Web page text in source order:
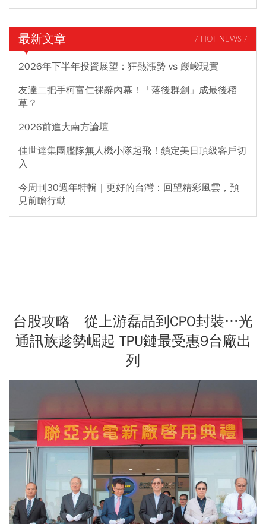
最新文章 / HOT NEWS /
2026年下半年投資展望：狂熱漲勢 vs 嚴峻現實
友達二把手柯富仁裸辭內幕！「落後群創」成最後稻
草？
2026前進大南方論壇
佳世達集團艦隊無人機小隊起飛！鎖定美日頂級客戶切
入
今周刊30週年特輯｜更好的台灣：回望精彩風雲，預
見前瞻行動
台股攻略 從上游磊晶到CPO封裝…光
通訊族趁勢崛起 TPU鏈最受惠9台廠出
列